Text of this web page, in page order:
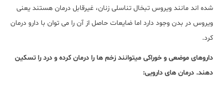
شده اند مانند ویروس تبخال تناسلی زنان، غیرقابل درمان هستند یعنی
ویروس در بدن وجود دارد اما ضایعات حاصل از آن را می توان با دارو درمان
کرد.
داروهای موضعی و خوراکی میتوانند زخم ها را درمان کرده و درد را تسکین
دهند. درمان های دارویی: